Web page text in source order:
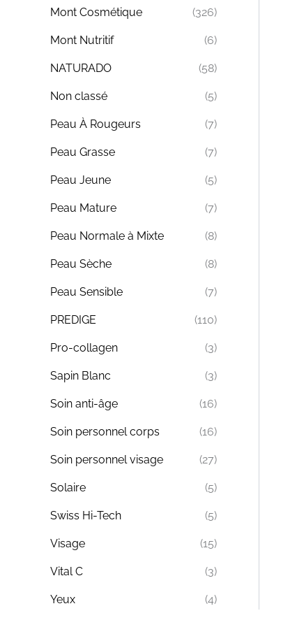
Mont Cosmétique (326)
Mont Nutritif (6)
NATURADO (58)
Non classé (5)
Peau À Rougeurs (7)
Peau Grasse (7)
Peau Jeune (5)
Peau Mature (7)
Peau Normale à Mixte (8)
Peau Sèche (8)
Peau Sensible (7)
PREDIGE (110)
Pro-collagen (3)
Sapin Blanc (3)
Soin anti-âge (16)
Soin personnel corps (16)
Soin personnel visage (27)
Solaire (5)
Swiss Hi-Tech (5)
Visage (15)
Vital C (3)
Yeux (4)